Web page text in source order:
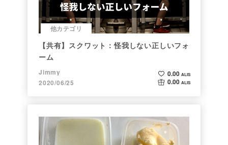
他カテゴリ
【共有】スクワット：怪我しない正しいフォ
ーム
Jimmy
2020/06/25
0.00 ALIS
0.00 ALIS